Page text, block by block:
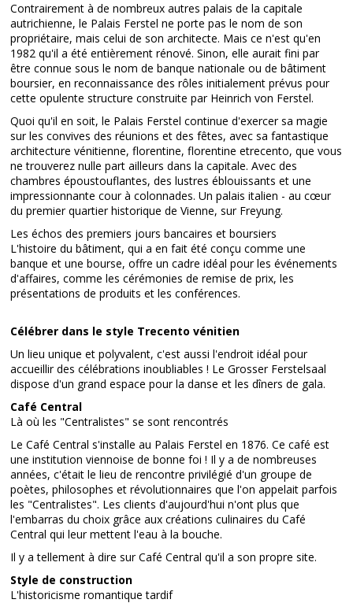
Contrairement à de nombreux autres palais de la capitale
autrichienne, le Palais Ferstel ne porte pas le nom de son
propriétaire, mais celui de son architecte. Mais ce n'est qu'en
1982 qu'il a été entièrement rénové. Sinon, elle aurait fini par
être connue sous le nom de banque nationale ou de bâtiment
boursier, en reconnaissance des rôles initialement prévus pour
cette opulente structure construite par Heinrich von Ferstel.
Quoi qu'il en soit, le Palais Ferstel continue d'exercer sa magie
sur les convives des réunions et des fêtes, avec sa fantastique
architecture vénitienne, florentine, florentine etrecento, que vous
ne trouverez nulle part ailleurs dans la capitale. Avec des
chambres époustouflantes, des lustres éblouissants et une
impressionnante cour à colonnades. Un palais italien - au cœur
du premier quartier historique de Vienne, sur Freyung.
Les échos des premiers jours bancaires et boursiers
L'histoire du bâtiment, qui a en fait été conçu comme une
banque et une bourse, offre un cadre idéal pour les événements
d'affaires, comme les cérémonies de remise de prix, les
présentations de produits et les conférences.
Célébrer dans le style Trecento vénitien
Un lieu unique et polyvalent, c'est aussi l'endroit idéal pour
accueillir des célébrations inoubliables ! Le Grosser Ferstelsaal
dispose d'un grand espace pour la danse et les dîners de gala.
Café Central
Là où les "Centralistes" se sont rencontrés
Le Café Central s'installe au Palais Ferstel en 1876. Ce café est
une institution viennoise de bonne foi ! Il y a de nombreuses
années, c'était le lieu de rencontre privilégié d'un groupe de
poètes, philosophes et révolutionnaires que l'on appelait parfois
les "Centralistes". Les clients d'aujourd'hui n'ont plus que
l'embarras du choix grâce aux créations culinaires du Café
Central qui leur mettent l'eau à la bouche.
Il y a tellement à dire sur Café Central qu'il a son propre site.
Style de construction
L'historicisme romantique tardif